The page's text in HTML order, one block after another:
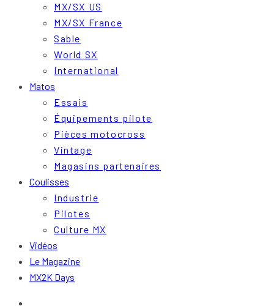
MX/SX US
MX/SX France
Sable
World SX
International
Matos
Essais
Équipements pilote
Pièces motocross
Vintage
Magasins partenaires
Coulisses
Industrie
Pilotes
Culture MX
Vidéos
Le Magazine
MX2K Days